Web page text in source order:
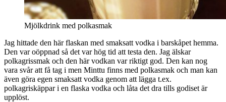
Mjölkdrink med polkasmak
Jag hittade den här flaskan med smaksatt vodka i barskåpet hemma.
Den var oöppnad så det var hög tid att testa den. Jag älskar
polkagrissmak och den här vodkan var riktigt god. Den kan nog
vara svår att få tag i men Minttu finns med polkasmak och man kan
även göra egen smaksatt vodka genom att lägga t.ex.
polkagriskäppar i en flaska vodka och låta det dra tills godiset är
upplöst.